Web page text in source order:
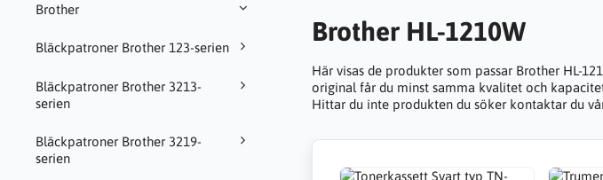
Brother
Bläckpatroner Brother 123-serien
Bläckpatroner Brother 3213-
serien
Bläckpatroner Brother 3219-
serien
Brother HL-1210W
Här visas de produkter som passar Brother HL-
original får du minst samma kvalitet och
Hittar du inte produkten du söker kontaktar du